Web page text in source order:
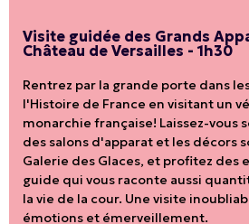
Visite guidée des Grands
Château de Versailles - 1h30
Rentrez par la grande porte dans
l'Histoire de France en visitant un
monarchie française! Laissez-vous
des salons d'apparat et les décors
Galerie des Glaces, et profitez des
guide qui vous raconte aussi
la vie de la cour. Une visite
émotions et émerveillement.